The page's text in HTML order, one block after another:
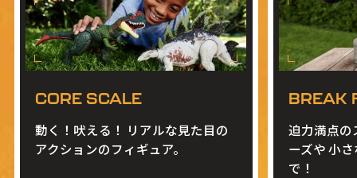
CORE SCALE
動く！吠える！ リアルな見た目の
アクションのフィギュア。
BREAK
迫力満点の
ーズや小
で！